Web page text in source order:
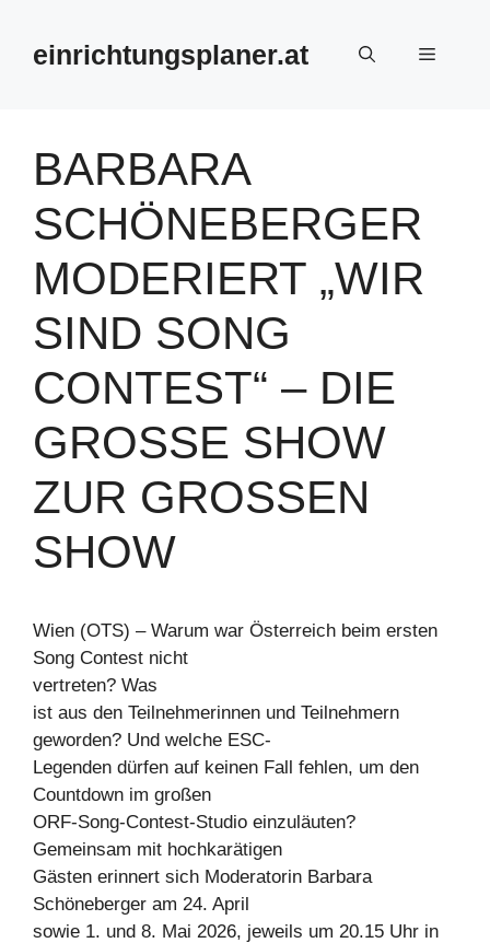
springeneinrichtungsplaner.at Menü
BARBARA
SCHÖNEBERGER
MODERIERT „WIR
SIND SONG
CONTEST“ – DIE
GROSSE SHOW Z
UR GROSSEN SH
OW
Wien (OTS) – Warum war Österreich beim ersten
Song Contest nicht
vertreten? Was
ist aus den Teilnehmerinnen und Teilnehmern
geworden? Und welche ESC-
Legenden dürfen auf keinen Fall fehlen, um den
Countdown im großen
ORF-Song-Contest-Studio einzuläuten?
Gemeinsam mit hochkarätigen
Gästen erinnert sich Moderatorin Barbara
Schöneberger am 24. April
sowie 1. und 8. Mai 2026, jeweils um 20.15 Uhr in